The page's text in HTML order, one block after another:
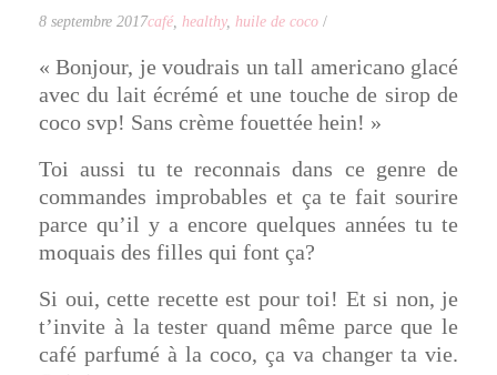
8 septembre 2017café, healthy, huile de coco /
« Bonjour, je voudrais un tall americano glacé
avec du lait écrémé et une touche de sirop de
coco svp! Sans crème fouettée hein! »
Toi aussi tu te reconnais dans ce genre de
commandes improbables et ça te fait sourire
parce qu’il y a encore quelques années tu te
moquais des filles qui font ça?
Si oui, cette recette est pour toi! Et si non, je
t’invite à la tester quand même parce que le
café parfumé à la coco, ça va changer ta vie.